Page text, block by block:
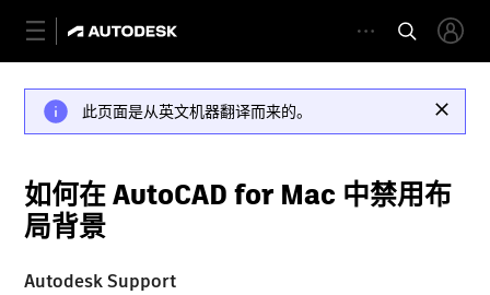
此页面是从英文机器翻译而来的。
如何在 AutoCAD for Mac 中禁用布
局背景
Autodesk Support